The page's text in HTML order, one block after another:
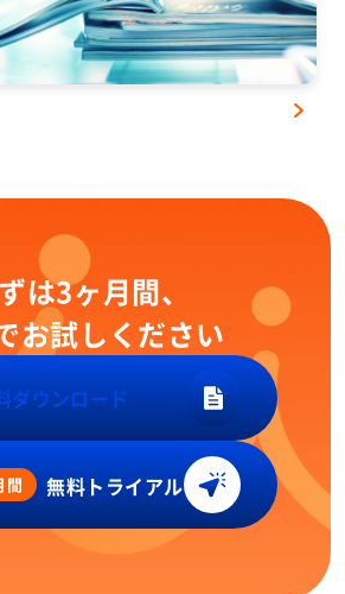
は3ヶ月間、
お試しください
ダウンロード
間 無料トライアル